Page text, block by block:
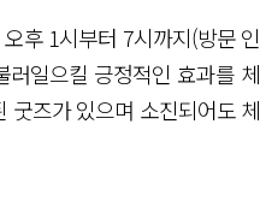
후 1시부터 7시까지(방문 인
일으킬 긍정적인 효과를 체
굿즈가 있으며 소진되어도 체